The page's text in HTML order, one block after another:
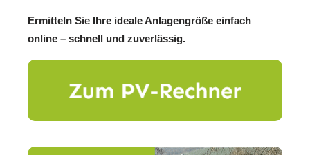
Ermitteln Sie Ihre ideale Anlagengröße einfach
online – schnell und zuverlässig.